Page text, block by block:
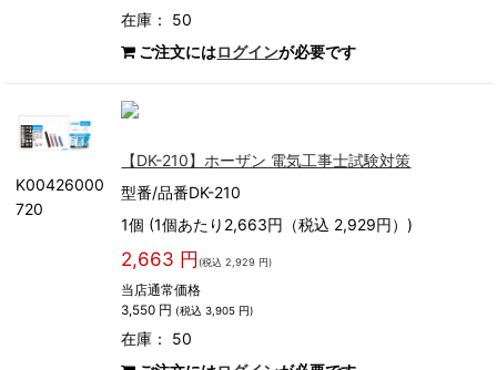
在庫： 50
ご注文にはログインが必要です
K00426000
720
【DK-210】ホーザン 電気工事士試験対策
型番/品番DK-210
1個 (1個あたり2,663円（税込 2,929円）)
2,663 円 (税込 2,929 円)
当店通常価格
3,550 円 (税込 3,905 円)
在庫： 50